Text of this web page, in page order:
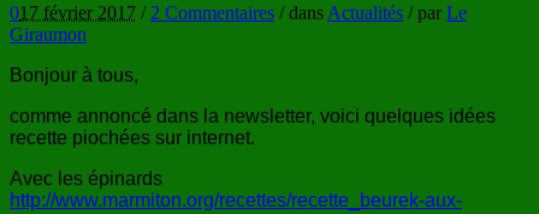
017 février 2017 / 2 Commentaires /dans Actualités /par Le
Giraumon
Bonjour à tous,
comme annoncé dans la newsletter, voici quelques idées
recette piochées sur internet.
Avec les épinards
http://www.marmiton.org/recettes/recette_beurek-aux-